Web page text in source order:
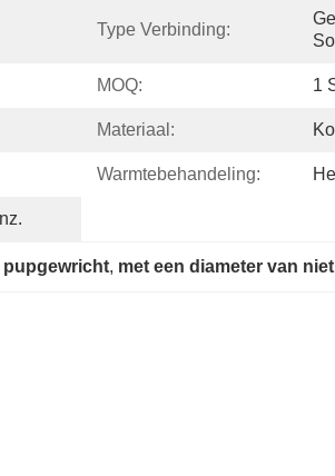
Type Verbinding:
MOQ: 1
Materiaal:
Warmtebehandeling:
pupgewricht, met een diameter van